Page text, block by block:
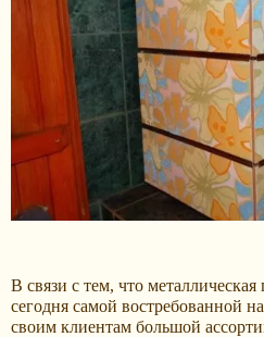
В связи с тем, что металлическая
сегодня самой востребованной
своим клиентам большой